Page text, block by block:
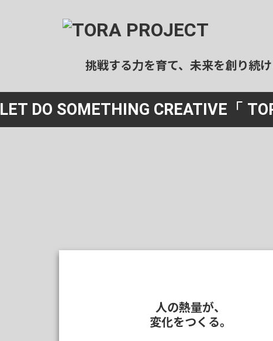
プログラミングスクール
（社会人向け）
民泊運用代行
清掃
挑戦する力を育て、未来を創り続け
LET DO SOMETHING CREATIVE 「
人の熱量が、
変化をつくる。